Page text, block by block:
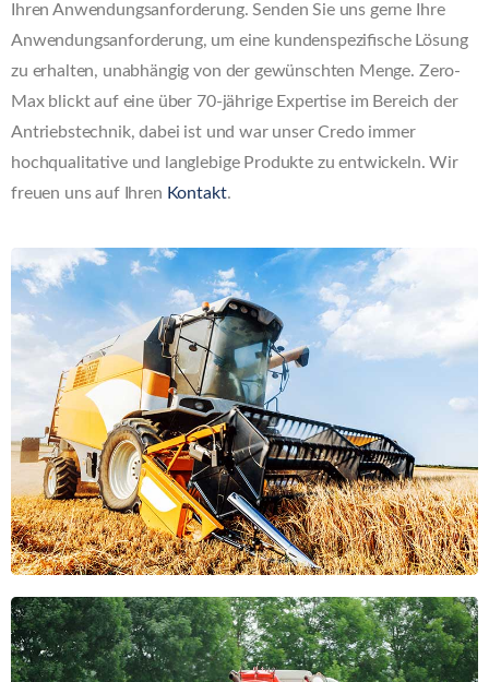
Ihren Anwendungsanforderung. Senden Sie uns gerne Ihre
Anwendungsanforderung, um eine kundenspezifische Lösung
zu erhalten, unabhängig von der gewünschten Menge. Zero-
Max blickt auf eine über 70-jährige Expertise im Bereich der
Antriebstechnik, dabei ist und war unser Credo immer
hochqualitative und langlebige Produkte zu entwickeln. Wir
freuen uns auf Ihren Kontakt.